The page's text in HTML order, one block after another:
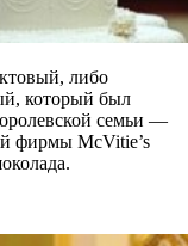
либо
который был
семьи —
фирмы McVitie’s